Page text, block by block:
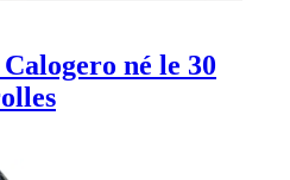
né le 30